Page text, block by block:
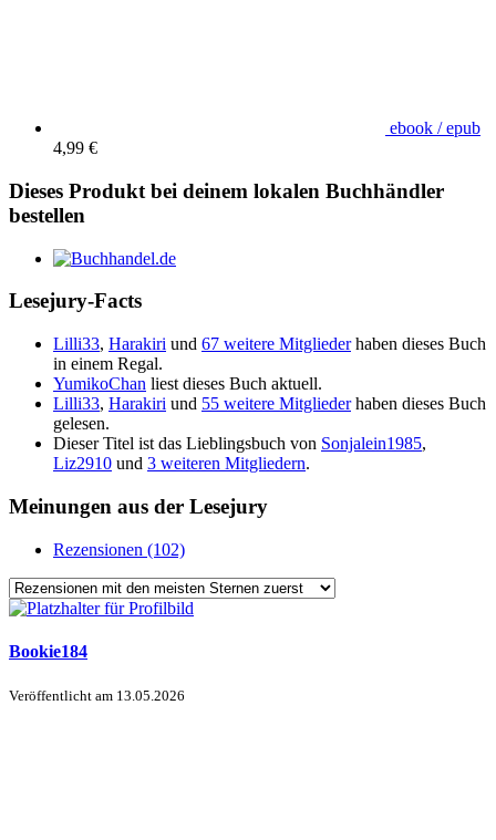
ebook / epub
4,99 €
Dieses Produkt bei deinem lokalen Buchhändler
bestellen
Lesejury-Facts
Lilli33, Harakiri und 67 weitere Mitgliederhaben dieses Buch
in einem Regal.
YumikoChan liest dieses Buch aktuell.
Lilli33, Harakiri und 55 weitere Mitgliederhaben dieses Buch
gelesen.
Dieser Titel ist das Lieblingsbuch von Sonjalein1985,
Liz2910 und 3 weiteren Mitgliedern.
Meinungen aus der Lesejury
Rezensionen (102)
Bookie184
Veröffentlicht am 13.05.2026